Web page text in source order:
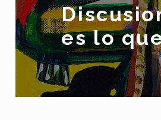
es lo